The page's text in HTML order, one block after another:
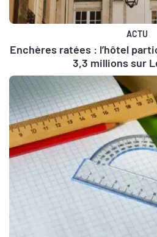
ACTU
Enchères ratées : l’hôtel
3,3 millions sur